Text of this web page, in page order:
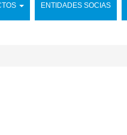
ENTIDADES SOCIAS